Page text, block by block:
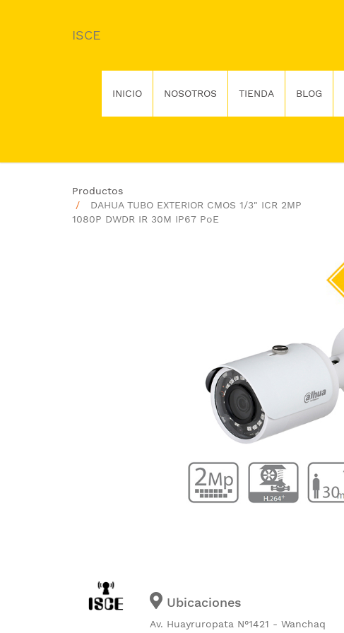
ISCE
INICIO NOSOTROS TIENDA BLOG
Productos
DAHUA TUBO EXTERIOR CMOS 1/3" ICR 2MP
1080P DWDR IR 30M IP67 PoE
Ubicaciones
Av. Huayruropata N°1421 - Wanchaq